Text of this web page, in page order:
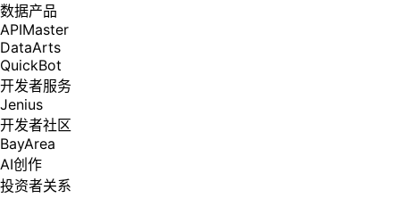
数据产品
APIMaster
DataArts
QuickBot
开发者服务
Jenius
开发者社区
BayArea
AI创作
投资者关系